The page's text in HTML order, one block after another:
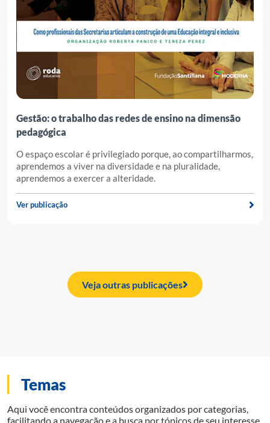
Gestão: o trabalho das redes de ensino na dimensão
pedagógica
O espaço escolar é privilegiado porque, ao compartilharmos,
aprendemos a viver na diversidade e na pluralidade,
aprendemos a exercer a alteridade.
Ver publicação
Veja outras publicações
Temas
Aqui você encontra conteúdos organizados por categorias,
facilitando a navegação e a busca por tópicos de seu interesse.